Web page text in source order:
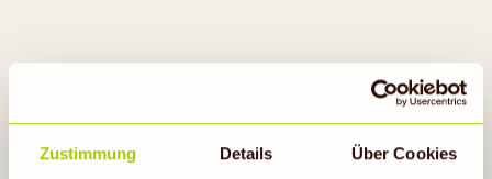
Zustimmung Details Über Cookies